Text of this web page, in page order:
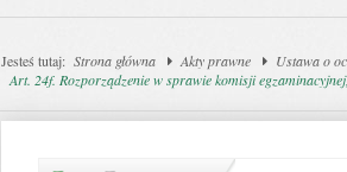
Jesteś tutaj: Strona główna Akty prawne Ustawa o
Art. 24f. Rozporządzenie w sprawie komisji